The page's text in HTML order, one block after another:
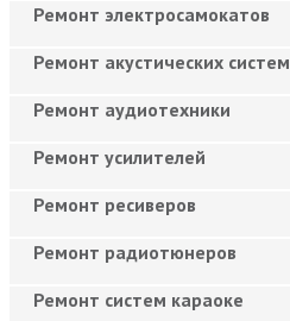
Ремонт электросамокатов
Ремонт акустических систем
Ремонт аудиотехники
Ремонт усилителей
Ремонт ресиверов
Ремонт радиотюнеров
Ремонт систем караоке